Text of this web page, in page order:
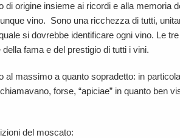
di origine insieme ai ricordi e alla memoria
vino. Sono una ricchezza di tutti,
si dovrebbe identificare ogni vino. Le
fama e del prestigio di tutti i vini.
al massimo a quanto sopradetto: in
forse, “apiciae” in quanto ben
del moscato: